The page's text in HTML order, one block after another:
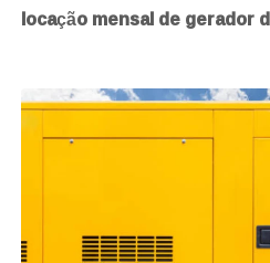
locação mensal de gerador